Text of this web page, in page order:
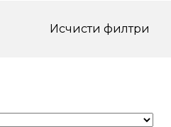
Исчисти филтри